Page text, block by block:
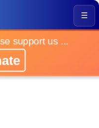
☰
support us ...